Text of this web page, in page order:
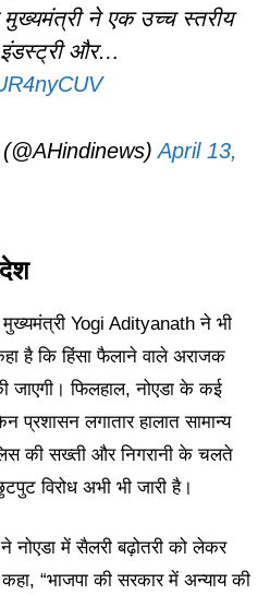
ने एक उच्च स्तरीय
इंडस्ट्री और…
April 13,
Yogi Adityanath ने भी
है कि हिंसा फैलाने वाले अराजक
जाएगी। फिलहाल, नोएडा के कई
प्रशासन लगातार हालात सामान्य
की सख्ती और निगरानी के चलते
विरोध अभी भी जारी है।
नेनोएडा में सैलरी बढ़ोतरी को लेकर
कहा, “भाजपा की सरकार में अन्याय की